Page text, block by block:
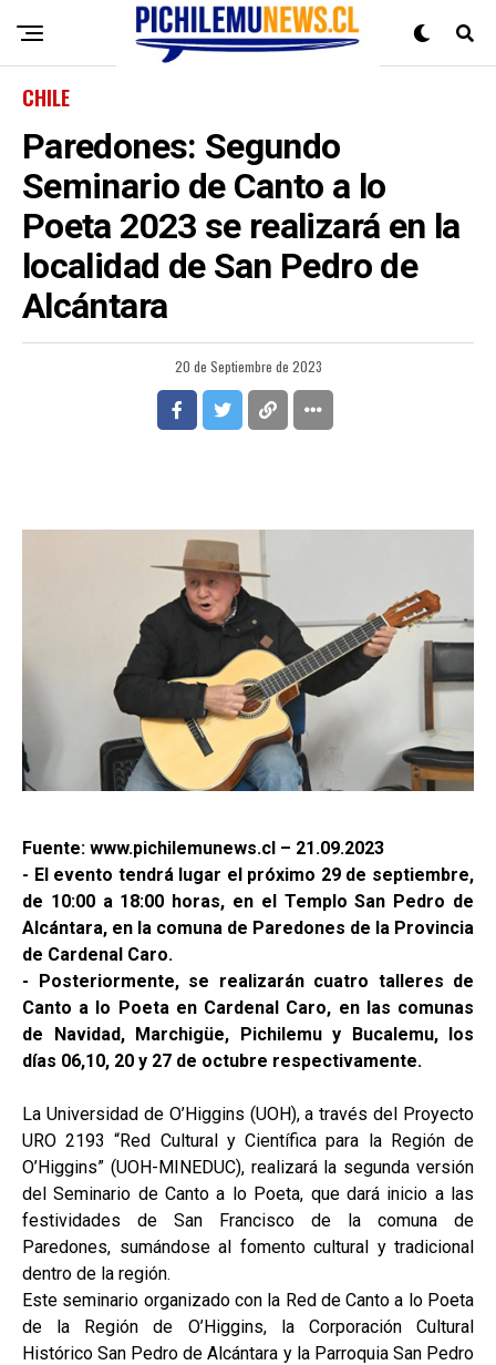
CHILE
Paredones: Segundo
Seminario de Canto a lo
Poeta 2023 se realizará en la
localidad de San Pedro de
Alcántara
20 de Septiembre de 2023
Fuente: www.pichilemunews.cl – 21.09.2023
- El evento tendrá lugar el próximo 29 de septiembre,
de 10:00 a 18:00 horas, en el Templo San Pedro de
Alcántara, en la comuna de Paredones de la Provincia
de Cardenal Caro.
- Posteriormente, se realizarán cuatro talleres de
Canto a lo Poeta en Cardenal Caro, en las comunas
de Navidad, Marchigüe, Pichilemu y Bucalemu, los
días 06,10, 20 y 27 de octubre respectivamente.
La Universidad de O’Higgins (UOH), a través del Proyecto
URO 2193 “Red Cultural y Científica para la Región de
O’Higgins” (UOH-MINEDUC), realizará la segunda versión
del Seminario de Canto a lo Poeta, que dará inicio a las
festividades de San Francisco de la comuna de
Paredones, sumándose al fomento cultural y tradicional
dentro de la región.
Este seminario organizado con la Red de Canto a lo Poeta
de la Región de O’Higgins, la Corporación Cultural
Histórico San Pedro de Alcántara y la Parroquia San Pedro